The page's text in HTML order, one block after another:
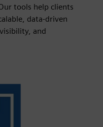
tools help clients
data-driven
and